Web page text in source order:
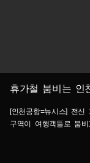
휴가철 붐비는 인
[인천공항=뉴시스] 전
구역이 여행객들로 붐